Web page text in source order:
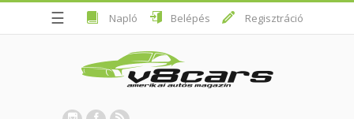
☰ Napló Belépés Regisztráció